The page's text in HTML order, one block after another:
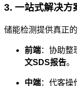
3. 一站式解决方
储能检测提供真正的
前端：协助整
文SDS报告。
中端：代客操